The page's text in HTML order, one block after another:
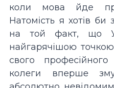
коли мова йде
Натомість я хотів би
на той факт, що
найгарячішою точкою
свого
колеги вперше